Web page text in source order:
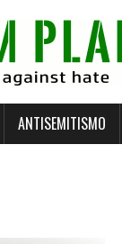
ANTISEMITISMO